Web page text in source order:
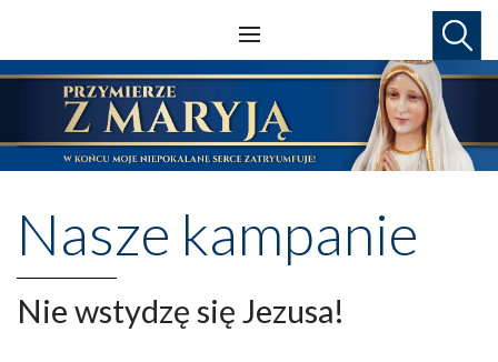
Nasze kampanie
Nie wstydzę się Jezusa!